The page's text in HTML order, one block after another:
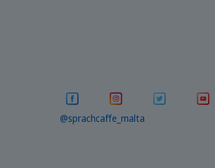
@sprachcaffe_malta